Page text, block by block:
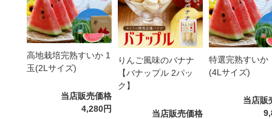
高地栽培完熟すいか 1
玉(2Lサイズ)
当店販売価格
4,280円
りんご風味のバナナ
【バナップル 2パッ
ク】
当店販売価格
特選完熟すい
(4Lサイズ)
当店販